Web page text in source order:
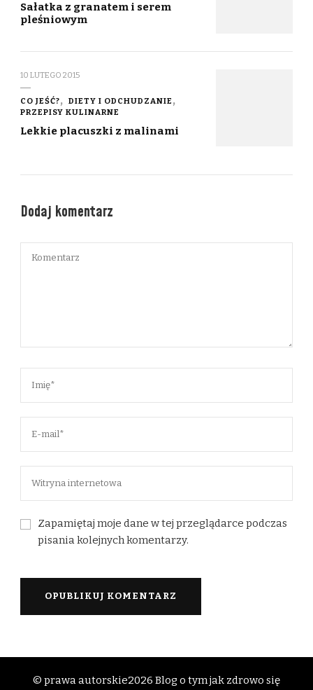
Sałatka z granatem i serem
pleśniowym
10 LUTEGO 2015
CO JEŚĆ?
DIETY I ODCHUDZANIE
PRZEPISY KULINARNE
Lekkie placuszki z malinami
Dodaj komentarz
Zapamiętaj moje dane w tej przeglądarce podczas
pisania kolejnych komentarzy.
© prawa autorskie2026 Blog o tym jak zdrowo się